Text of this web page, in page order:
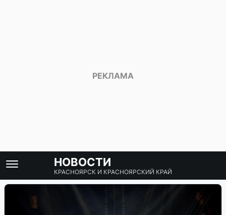
НОВОСТИ
КРАСНОЯРСК И КРАСНОЯРСКИЙ КРАЙ